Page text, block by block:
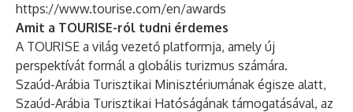
https://www.tourise.com/en/awards
Amit a TOURISE-ról tudni érdemes
A TOURISE a világ vezető platformja, amely új
perspektívát formál a globális turizmus számára.
Szaúd-Arábia Turisztikai Minisztériumának égisze alatt,
Szaúd-Arábia Turisztikai Hatóságának támogatásával, az